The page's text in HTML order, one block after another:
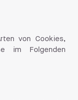
von Cookies,
im Folgenden